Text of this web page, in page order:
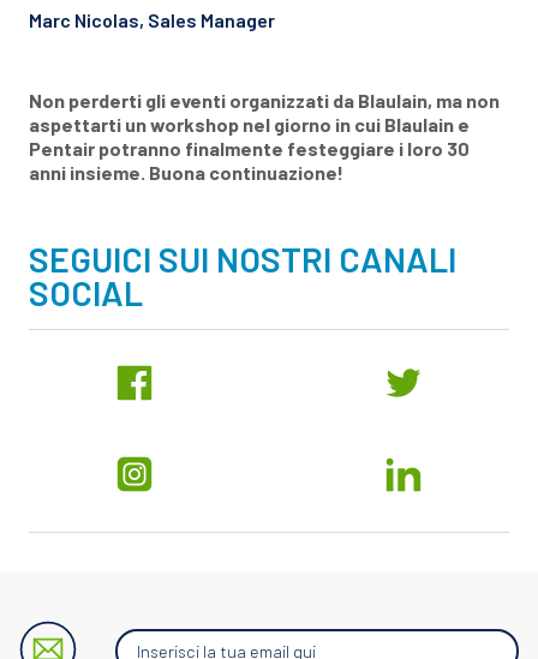
Marc Nicolas, Sales Manager
Non perderti gli eventi organizzati da Blaulain, ma non
aspettarti un workshop nel giorno in cui Blaulain e
Pentair potranno finalmente festeggiare i loro 30
anni insieme. Buona continuazione!
SEGUICI SUI NOSTRI CANALI
SOCIAL
Inserisci